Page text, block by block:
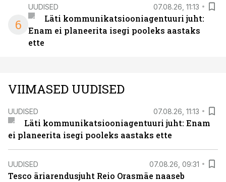
6
UUDISED 07.08.26, 11:13
Läti kommunikatsiooniagentuuri juht:
Enam ei planeerita isegi pooleks aastaks
ette
VIIMASED UUDISED
UUDISED 07.08.26, 11:13
Läti kommunikatsiooniagentuuri juht: Enam
ei planeerita isegi pooleks aastaks ette
UUDISED 07.08.26, 09:31
Tesco äriarendusjuht Reio Orasmäe naaseb